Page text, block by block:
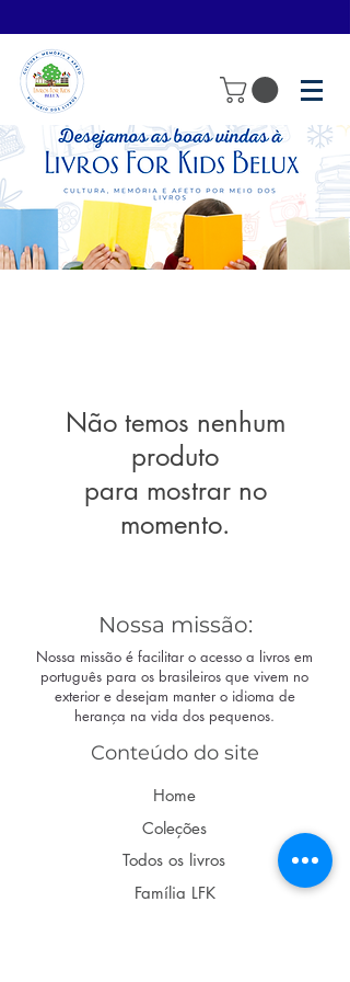
Não temos nenhum
produto
para mostrar no
momento.
Nossa missão:
Nossa missão é facilitar o acesso a livros em
português para os brasileiros que vivem no
exterior e desejam manter o idioma de
herança na vida dos pequenos.
Conteúdo do site
Home
Coleções
Todos os livros
Família LFK